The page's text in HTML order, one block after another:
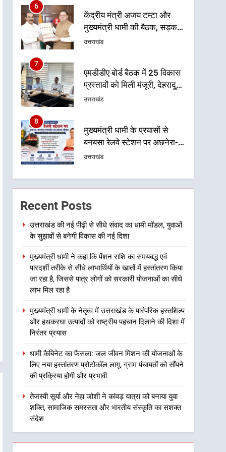
6
केंद्रीय मंत्री अजय टम्टा और
मुख्यमंत्री धामी की बैठक, सड़क
परियोजनाओं पर हुआ मंथन
उत्तराखंड
7
एमडीडीए बोर्ड बैठक में 25 विकास
प्रस्तावों को मिली मंजूरी, देहरादून-
मसूरी के नियोजित विकास को
उत्तराखंड
8
मुख्यमंत्री धामी के प्रयासों से
बनबसा रेलवे स्टेशन पर अछनेरा-
टनकपुर एक्सप्रेस का ठहराव हुआ
उत्तराखंड
1
उत्तराखंड की नई पीढ़ी से सीधे
संवाद का धामी मॉडल, युवाओं के
सुझावों से बनेगी विकास की नई
दिशा
2
राशि का समयबद्ध एवं पारदर्शी
तरीके से सीधे लाभार्थियों के खातों
में हस्तांतरण किया जा रहा है,
योजनाओं का सीधे लाभ मिल रहा है
उत्तराखंड
3
उत्तराखंड के पारंपरिक हस्तशिल्प
और हथकरघा उत्पादों को राष्ट्रीय
प्रयास
4
धामी कैबिनेट का फैसला: जल
जीवन मिशन की योजनाओं के लिए
ग्राम पंचायतों को सौंपने की
प्रक्रिया होगी और प्रभावी
5
कांवड़ यात्रा को बनाया युवा शक्ति,
सामाजिक समरसता और भारतीय
उत्तराखंड
Recent Posts
उत्तराखंड की नई पीढ़ी से सीधे संवाद का धामी मॉडल, युवाओं
के सुझावों से बनेगी विकास की नई दिशा
मुख्यमंत्री धामी ने कहा कि पेंशन राशि का समयबद्ध एवं
पारदर्शी तरीके से सीधे लाभार्थियों के खातों में हस्तांतरण किया
जा रहा है, जिससे पात्र लोगों को सरकारी योजनाओं का सीधे
लाभ मिल रहा है
मुख्यमंत्री धामी के नेतृत्व में उत्तराखंड के पारंपरिक हस्तशिल्प
और हथकरघा उत्पादों को राष्ट्रीय पहचान दिलाने की दिशा में
निरंतर प्रयास
धामी कैबिनेट का फैसला: जल जीवन मिशन की योजनाओं के
लिए नया हस्तांतरण प्रोटोकॉल लागू, ग्राम पंचायतों को सौंपने
की प्रक्रिया होगी और प्रभावी
तेजस्वी सूर्या और नेहा जोशी ने कांवड़ यात्रा को बनाया युवा
शक्ति, सामाजिक समरसता और भारतीय संस्कृति का सशक्त
संदेश